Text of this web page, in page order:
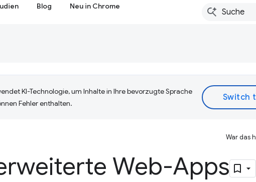
Blog Neu in Chrome
KI-Technologie, um Inhalte in Ihre bevorzugte Sprache
Fehler enthalten.
War das
Web-Apps